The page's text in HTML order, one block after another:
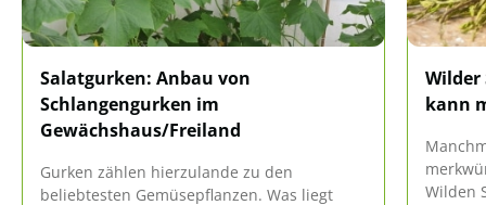
Salatgurken: Anbau von
Schlangengurken im
Gewächshaus/Freiland
Gurken zählen hierzulande zu den
beliebtesten Gemüsepflanzen. Was liegt
Wilder
kann
Wilden